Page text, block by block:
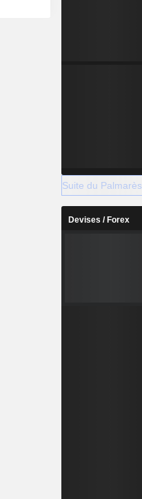
; et
Suite du Palmarès
Devises / Forex